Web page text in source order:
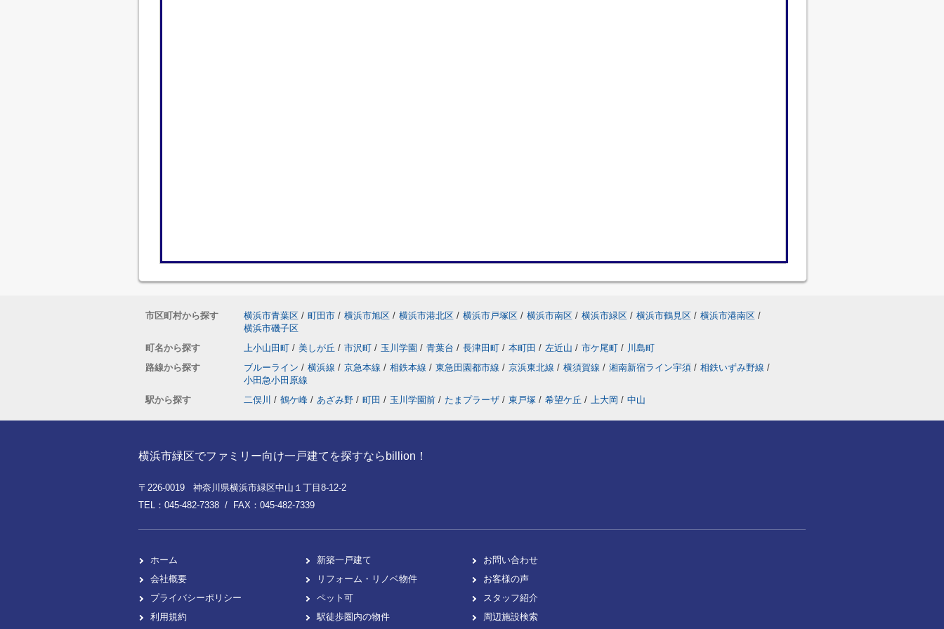
市区町村から探す 横浜市青葉区 / 町田市 / 横浜市旭区 / 横浜市港北区 / 横浜市戸塚区 / 横浜市南区 / 横浜市緑区 / 横浜市鶴見区 / 横浜市港南区 /
横浜市磯子区
町名から探す
上小山田町 / 美しが丘 / 市沢町 / 玉川学園 / 青葉台 / 長津田町 / 本町田 / 左近山 / 市ケ尾町 / 川島町
路線から探す
ブルーライン / 横浜線 / 京急本線 / 相鉄本線 / 東急田園都市線 / 京浜東北線 / 横須賀線 / 湘南新宿ライン宇須 / 相鉄いずみ野線 /
小田急小田原線
駅から探す
二俣川 / 鶴ケ峰 / あざみ野 / 町田 / 玉川学園前 / たまプラーザ / 東戸塚 / 希望ケ丘 / 上大岡 / 中山
横浜市緑区でファミリー向け一戸建てを探すならbillion！
〒226-0019 神奈川県横浜市緑区中山１丁目8-12-2
TEL：045-482-7338 / FAX：045-482-7339
ホーム
会社概要
プライバシーポリシー
利用規約
新築一戸建て
リフォーム・リノベ物件
ペット可
駅徒歩圏内の物件
お問い合わせ
お客様の声
スタッフ紹介
周辺施設検索